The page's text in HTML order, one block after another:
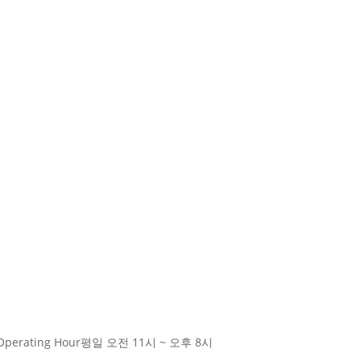
Hour평일 오전 11시 ~ 오후 8시